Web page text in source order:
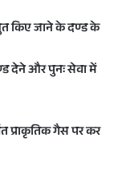
किए जाने के दण्ड के
देने और पुनः सेवा में
प्राकृतिक गैस पर कर